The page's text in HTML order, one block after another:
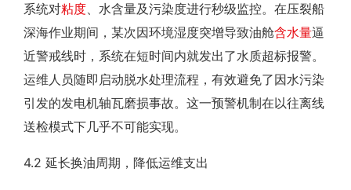
系统对粘度、水含量及污染度进行秒级监控。在压裂船
深海作业期间，某次因环境湿度突增导致油舱含水量逼
近警戒线时，系统在短时间内就发出了水质超标报警。
运维人员随即启动脱水处理流程，有效避免了因水污染
引发的发电机轴瓦磨损事故。这一预警机制在以往离线
送检模式下几乎不可能实现。
4.2 延长换油周期，降低运维支出